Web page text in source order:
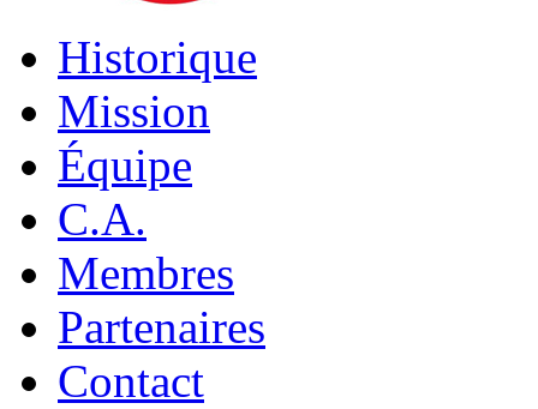
Historique
Mission
Équipe
C.A.
Membres
Partenaires
Contact